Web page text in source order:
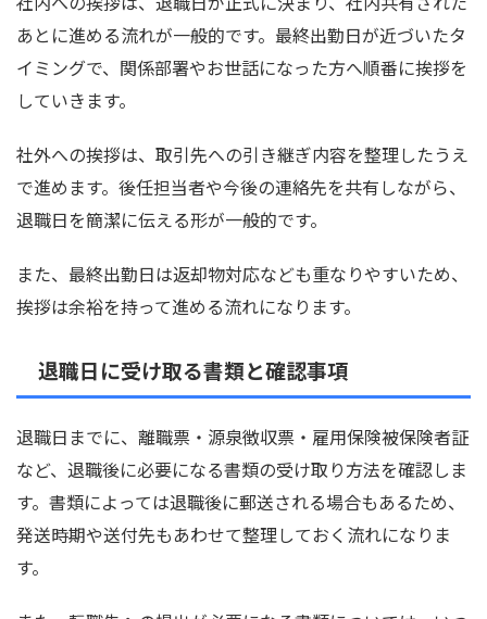
あとに進める流れが一般的です。最終出勤日が近づいたタ
イミングで、関係部署やお世話になった方へ順番に挨拶を
していきます。
社外への挨拶は、取引先への引き継ぎ内容を整理したうえ
で進めます。後任担当者や今後の連絡先を共有しながら、
退職日を簡潔に伝える形が一般的です。
また、最終出勤日は返却物対応なども重なりやすいため、
挨拶は余裕を持って進める流れになります。
退職日に受け取る書類と確認事項
退職日までに、離職票・源泉徴収票・雇用保険被保険者証
など、退職後に必要になる書類の受け取り方法を確認しま
す。書類によっては退職後に郵送される場合もあるため、
発送時期や送付先もあわせて整理しておく流れになりま
す。